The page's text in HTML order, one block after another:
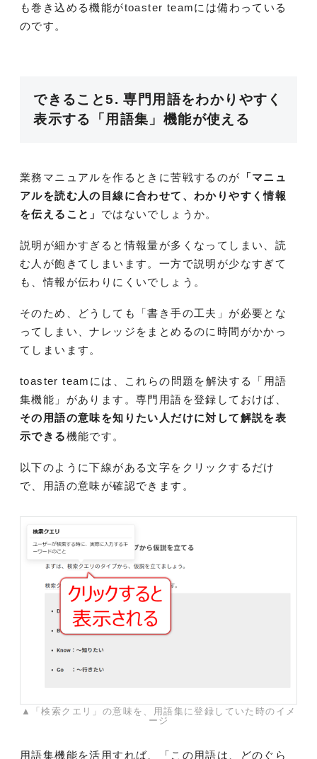
も巻き込める機能がtoaster teamには備わっている
のです。
できること5. 専門用語をわかりやすく
表示する「用語集」機能が使える
業務マニュアルを作るときに苦戦するのが 「マニュ
アルを読む人の目線に合わせて、わかりやすく情報
を伝えること」 ではないでしょうか。
説明が細かすぎると情報量が多くなってしまい、読
む人が飽きてしまいます。一方で説明が少なすぎて
も、情報が伝わりにくいでしょう。
そのため、どうしても「書き手の工夫」が必要とな
ってしまい、ナレッジをまとめるのに時間がかかっ
てしまいます。
toaster teamには、これらの問題を解決する「用語
集機能」があります。専門用語を登録しておけば、
その用語の意味を知りたい人だけに対して解説を表
示できる機能です。
以下のように下線がある文字をクリックするだけ
で、用語の意味が確認できます。
▲「検索クエリ」の意味を、用語集に登録していた時のイメ
ージ
用語集機能を活用すれば、「この用語は、どのぐら